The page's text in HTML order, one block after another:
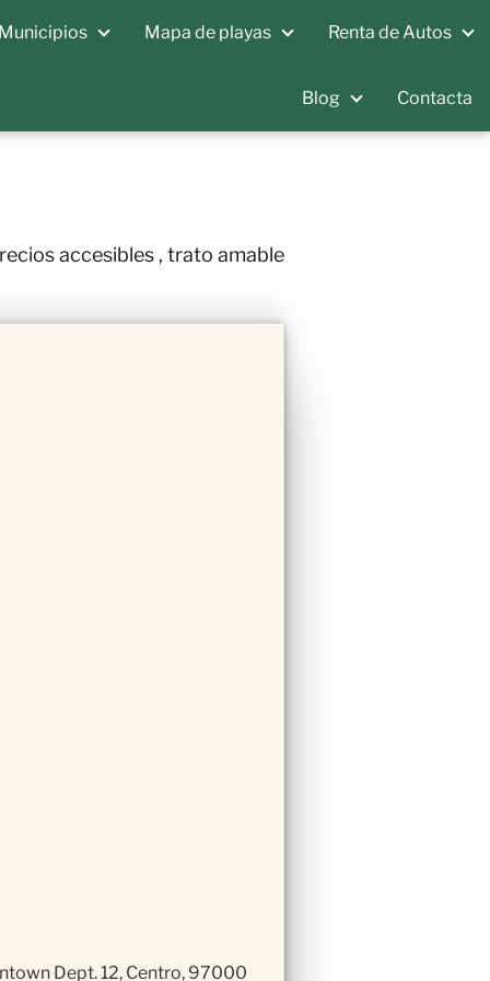
Municipios Mapa de playas Renta de Autos
Blog Contacta
accesibles , trato amable
Dept. 12, Centro, 97000